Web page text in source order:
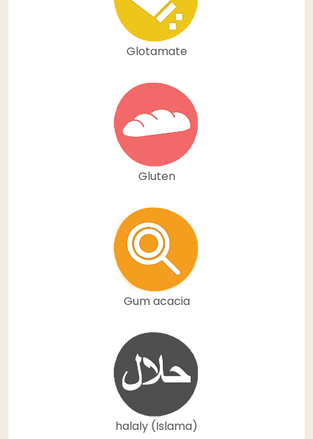
Glotamate
Gluten
Gum acacia
halaly (Islama)